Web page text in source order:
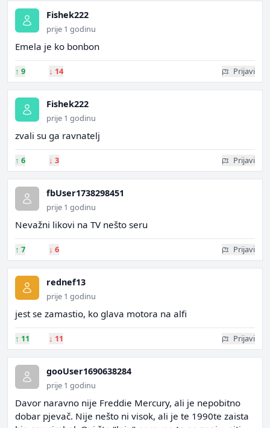
Fishek222
prije 1 godinu
Emela je ko bonbon
↑ 9 ↓ 14 Prijavi
Fishek222
prije 1 godinu
zvali su ga ravnatelj
↑ 6 ↓ 3 Prijavi
fbUser1738298451
prije 1 godinu
Nevažni likovi na TV nešto seru
↑ 7 ↓ 6 Prijavi
rednef13
prije 1 godinu
jest se zamastio, ko glava motora na alfi
↑ 11 ↓ 11 Prijavi
gooUser1690638284
prije 1 godinu
Davor naravno nije Freddie Mercury, ali je nepobitno
dobar pjevač. Nije nešto ni visok, ali je te 1990te zaista